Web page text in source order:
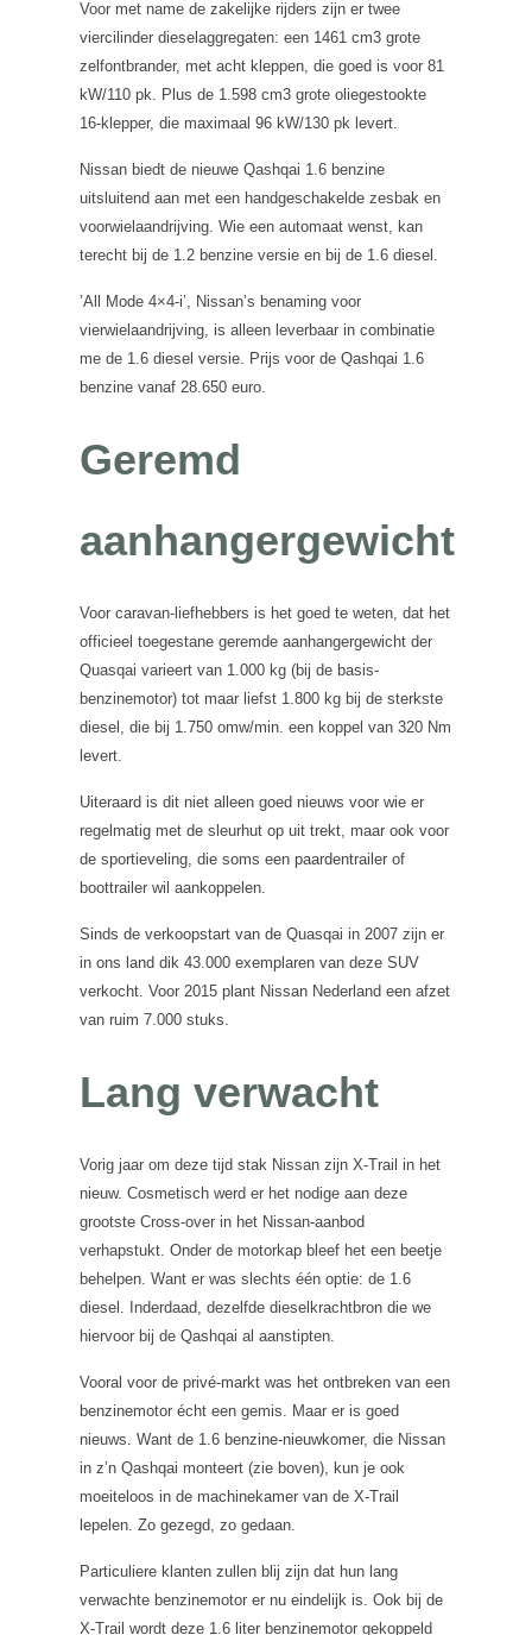
Voor met name de zakelijke rijders zijn er twee
viercilinder dieselaggregaten: een 1461 cm3 grote
zelfontbrander, met acht kleppen, die goed is voor 81
kW/110 pk. Plus de 1.598 cm3 grote oliegestookte
16-klepper, die maximaal 96 kW/130 pk levert.
Nissan biedt de nieuwe Qashqai 1.6 benzine
uitsluitend aan met een handgeschakelde zesbak en
voorwielaandrijving. Wie een automaat wenst, kan
terecht bij de 1.2 benzine versie en bij de 1.6 diesel.
’All Mode 4×4-i’, Nissan’s benaming voor
vierwielaandrijving, is alleen leverbaar in combinatie
me de 1.6 diesel versie. Prijs voor de Qashqai 1.6
benzine vanaf 28.650 euro.
Geremd
aanhangergewicht
Voor caravan-liefhebbers is het goed te weten, dat het
officieel toegestane geremde aanhangergewicht der
Quasqai varieert van 1.000 kg (bij de basis-
benzinemotor) tot maar liefst 1.800 kg bij de sterkste
diesel, die bij 1.750 omw/min. een koppel van 320 Nm
levert.
Uiteraard is dit niet alleen goed nieuws voor wie er
regelmatig met de sleurhut op uit trekt, maar ook voor
de sportieveling, die soms een paardentrailer of
boottrailer wil aankoppelen.
Sinds de verkoopstart van de Quasqai in 2007 zijn er
in ons land dik 43.000 exemplaren van deze SUV
verkocht. Voor 2015 plant Nissan Nederland een afzet
van ruim 7.000 stuks.
Lang verwacht
Vorig jaar om deze tijd stak Nissan zijn X-Trail in het
nieuw. Cosmetisch werd er het nodige aan deze
grootste Cross-over in het Nissan-aanbod
verhapstukt. Onder de motorkap bleef het een beetje
behelpen. Want er was slechts één optie: de 1.6
diesel. Inderdaad, dezelfde dieselkrachtbron die we
hiervoor bij de Qashqai al aanstipten.
Vooral voor de privé-markt was het ontbreken van een
benzinemotor écht een gemis. Maar er is goed
nieuws. Want de 1.6 benzine-nieuwkomer, die Nissan
in z’n Qashqai monteert (zie boven), kun je ook
moeiteloos in de machinekamer van de X-Trail
lepelen. Zo gezegd, zo gedaan.
Particuliere klanten zullen blij zijn dat hun lang
verwachte benzinemotor er nu eindelijk is. Ook bij de
X-Trail wordt deze 1.6 liter benzinemotor gekoppeld